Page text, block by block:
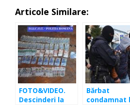
Articole Similare:
FOTO&VIDEO.
Descinderi la
Bărbat
condamnat